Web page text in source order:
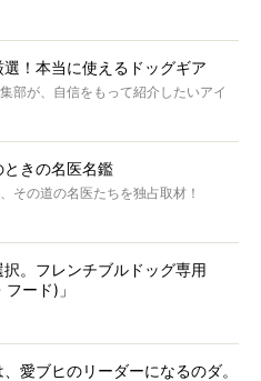
選！本当に使えるドッグギア
部が、自信をもって紹介したいアイ
ときの名医名鑑
その道の名医たちを独占取材！
択。フレンチブルドッグ専用
ード)」
、愛ブヒのリーダーになるのダ。